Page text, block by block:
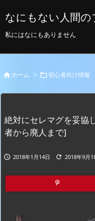
なにもない人間
私にはなにもありません
ホーム > 初心者向け情報
絶対にセレマグを妥協
者から廃人まで]
 2018年1月14日  2018年9月